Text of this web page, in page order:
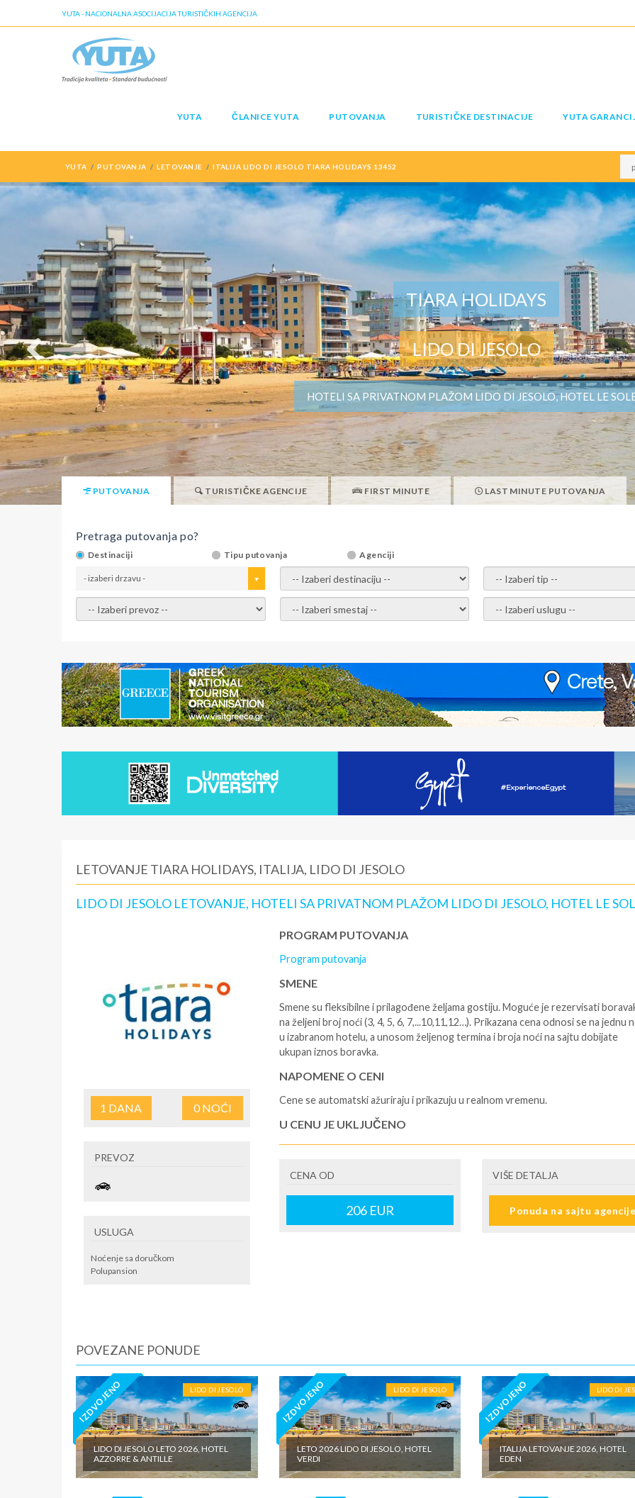
YUTA - NACIONALNA ASOCIJACIJA TURISTIČKIH AGENCIJA
YUTA ČLANICE YUTA PUTOVANJA TURISTIČKE DESTINACIJE YUTA
YUTA PUTOVANJA LETOVANJE ITALIJA LIDO DI JESOLO TIARA HOLIDAYS 13452
TIARA HOLIDAYS
LIDO DI JESOLO
HOTELI SA PRIVATNOM PLAŽOM LIDO DI JESOLO, HOTEL LE
PUTOVANJA TURISTIČKE AGENCIJE FIRST MINUTE LAST MINUTE PUTOVANJA
Pretraga putovanja po?
Destinaciji Tipu putovanja Agenciji
- izaberi drzavu - - izaberi destinaciju - - izaberi tip -
- izaberi prevoz - - Izaberite smestaj - - Izaberite uslugu -
LETOVANJE TIARA HOLIDAYS, ITALIJA, LIDO DI JESOLO
LIDO DI JESOLO LETOVANJE, HOTELI SA PRIVATNOM PLAŽOM LIDO DI JESOLO, HOTEL LE
1 DANA 0NOĆI
PREVOZ
USLUGA
Noćenje sa doručkom
Polupansion
PROGRAM PUTOVANJA
Program putovanja
SMENE
Smene su fleksibilne i prilagođene željama gostiju. Moguće je rezervisati
na željeni broj noći (3, 4, 5, 6, 7,...10,11,12…). Prikazana cena odnosi se na jednu
u izabranom hotelu, a unosom željenog termina i broja noći na sajtu dobijate
ukupan iznos boravka.
NAPOMENE O CENI
Cene se automatski ažuriraju i prikazuju u realnom vremenu.
U CENU JE UKLJUČENO
- rezervisane i potvrđene usluge u izabranoj smeštajnoj jedinici prema opisu -
putovanja
- boravišne takse na destinaciji, plaćaju se na recepciji hotela/apartmana -
CENA OD
206EUR
VIŠE DETALJA
Ponuda na sajtu
POVEZANE PONUDE
IZDVOJENO LIDO DI JESOLO
LIDO DI JESOLO LETO 2026, HOTEL
AZZORRE & ANTILLE
IZDVOJENO LIDO DI JESOLO
LETO 2026 LIDO DI JESOLO, HOTEL
VERDI
IZDVOJENO LIDO DI
ITALIJA LETOVANJE 2026, HOTEL
EDEN